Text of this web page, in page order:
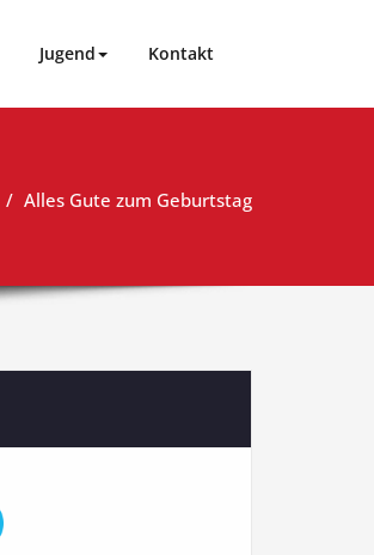
Jugend Kontakt
Alles Gute zum Geburtstag